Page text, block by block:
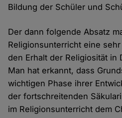
Bildung der Schüler und
Der dann folgende Absatz
Religionsunterricht eine
den Erhalt der Religiosität in
Man hat erkannt, dass
wichtigen Phase ihrer
der fortschreitenden
im Religionsunterricht dem